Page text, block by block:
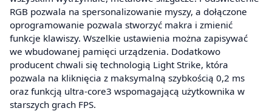
RGB pozwala na spersonalizowanie myszy, a dołączone
oprogramowanie pozwala stworzyć makra i zmienić
funkcje klawiszy. Wszelkie ustawienia można zapisywać
we wbudowanej pamięci urządzenia. Dodatkowo
producent chwali się technologią Light Strike, która
pozwala na kliknięcia z maksymalną szybkością 0,2 ms
oraz funkcją ultra-core3 wspomagającą użytkownika w
starszych grach FPS.